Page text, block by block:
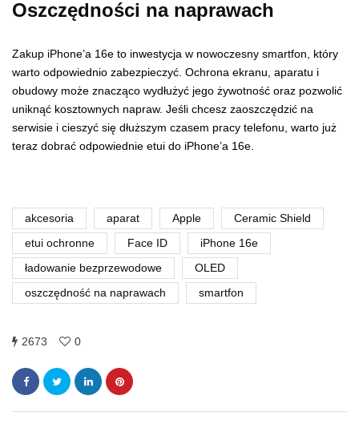
Oszczędności na naprawach
Zakup iPhone’a 16e to inwestycja w nowoczesny smartfon, który
warto odpowiednio zabezpieczyć. Ochrona ekranu, aparatu i
obudowy może znacząco wydłużyć jego żywotność oraz pozwolić
uniknąć kosztownych napraw. Jeśli chcesz zaoszczędzić na
serwisie i cieszyć się dłuższym czasem pracy telefonu, warto już
teraz dobrać odpowiednie etui do iPhone’a 16e.
akcesoria aparat Apple Ceramic Shield
etui ochronne Face ID iPhone 16e
ładowanie bezprzewodowe OLED
oszczędność na naprawach smartfon
2673 0